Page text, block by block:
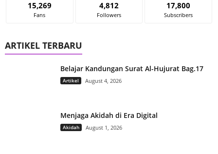
15,269
Fans
4,812
Followers
17,800
Subscribers
ARTIKEL TERBARU
Belajar Kandungan Surat Al-Hujurat Bag.17
Artikel August 4, 2026
Menjaga Akidah di Era Digital
Akidah August 1, 2026